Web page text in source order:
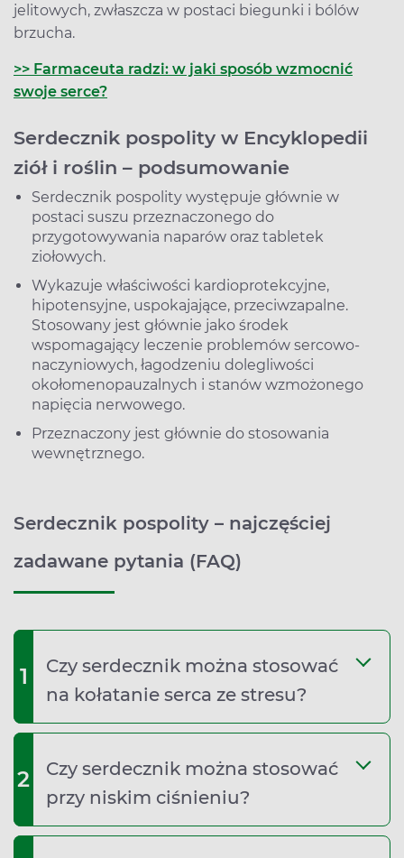
jelitowych, zwłaszcza w postaci biegunki i bólów
brzucha.
>> Farmaceuta radzi: w jaki sposób wzmocnić
swoje serce?
Serdecznik pospolity w Encyklopedii
ziół i roślin – podsumowanie
Serdecznik pospolity występuje głównie w
postaci suszu przeznaczonego do
przygotowywania naparów oraz tabletek
ziołowych.
Wykazuje właściwości kardioprotekcyjne,
hipotensyjne, uspokajające, przeciwzapalne.
Stosowany jest głównie jako środek
wspomagający leczenie problemów sercowo-
naczyniowych, łagodzeniu dolegliwości
okołomenopauzalnych i stanów wzmożonego
napięcia nerwowego.
Przeznaczony jest głównie do stosowania
wewnętrznego.
Serdecznik pospolity – najczęściej
zadawane pytania (FAQ)
1
Czy serdecznik można stosować
na kołatanie serca ze stresu?
2
Czy serdecznik można stosować
przy niskim ciśnieniu?